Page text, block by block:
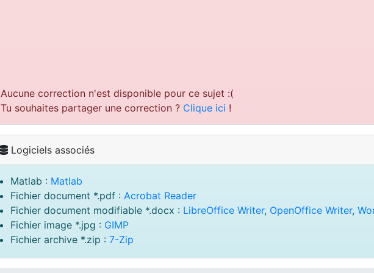
Aucune correction n'est disponible pour ce sujet :(
Tu souhaites partager une correction ? Clique ici !
Logiciels associés
Matlab : Matlab
Fichier document *.pdf : Acrobat Reader
Fichier document modifiable *.docx : LibreOffice Writer, OpenOffice Writer,
Fichier image *.jpg : GIMP
Fichier archive *.zip : 7-Zip